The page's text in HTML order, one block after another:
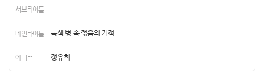
녹색 병 속 젊음의 기적
정유희